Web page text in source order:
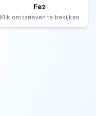
Fez
Klik om tarieven te bekijken